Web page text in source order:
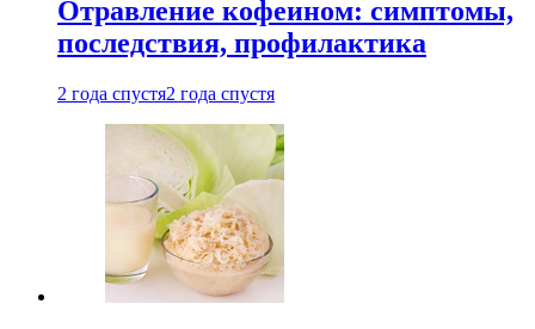
Отравление кофеином: симптомы,
последствия, профилактика
2 года спустя2 года спустя